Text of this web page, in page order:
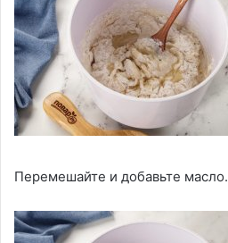
Перемешайте и добавьте масло.